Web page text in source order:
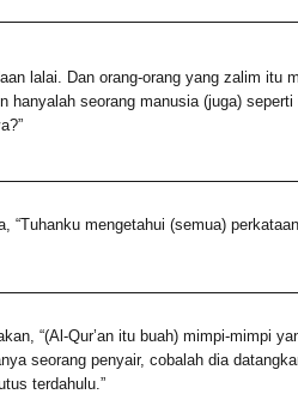
lalai. Dan orang-orang yang zalim itu
hanyalah seorang manusia (juga)
“Tuhanku mengetahui (semua)
“(Al-Qur’an itu buah) mimpi-mimpi
seorang penyair, cobalah dia
terdahulu.”